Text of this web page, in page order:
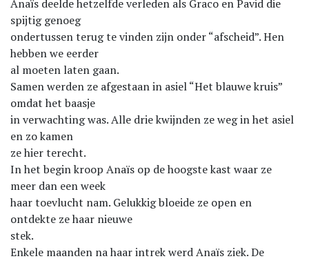
Anaïs deelde hetzelfde verleden als Graco en Pavid die
spijtig genoeg
ondertussen terug te vinden zijn onder “afscheid”. Hen
hebben we eerder
al moeten laten gaan.
Samen werden ze afgestaan in asiel “Het blauwe kruis”
omdat het baasje
in verwachting was. Alle drie kwijnden ze weg in het asiel
en zo kamen
ze hier terecht.
In het begin kroop Anaïs op de hoogste kast waar ze
meer dan een week
haar toevlucht nam. Gelukkig bloeide ze open en
ontdekte ze haar nieuwe
stek.
Enkele maanden na haar intrek werd Anaïs ziek. De